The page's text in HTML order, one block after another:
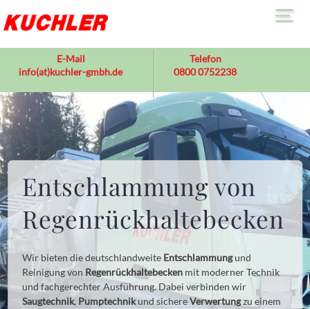
E-Mail
info(at)kuchler-gmbh.de
Telefon
0800 0752238
>
Entschlammung von
Regenrückhaltebecken
Wir bieten die deutschlandweite Entschlammungund
Reinigung von Regenrückhaltebecken mit moderner Technik
und fachgerechter Ausführung. Dabei verbinden wir
Saugtechnik, Pumptechnikund sichereVerwertungzu einem